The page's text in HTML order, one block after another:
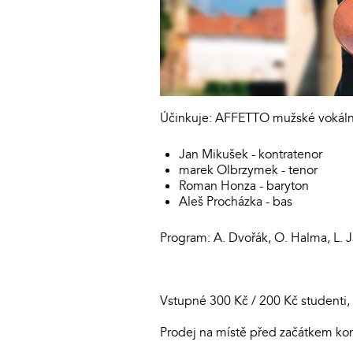
Účinkuje: AFFETTO mužské
Jan Mikušek - kontratenor
marek Olbrzymek - tenor
Roman Honza - baryton
Aleš Procházka - bas
Program: A. Dvořák, O. Halma, L.
Vstupné 300 Kč / 200 Kč
Prodej na místě před začátkem